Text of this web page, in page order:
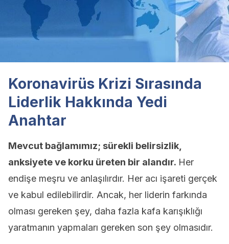
Koronavirüs Krizi Sırasında
Liderlik Hakkında Yedi
Anahtar
Mevcut bağlamımız; sürekli belirsizlik,
anksiyete ve korku üreten bir alandır. Her
endişe meşru ve anlaşılırdır. Her acı işareti gerçek
ve kabul edilebilirdir. Ancak, her liderin farkında
olması gereken şey, daha fazla kafa karışıklığı
yaratmanın yapmaları gereken son şey olmasıdır.